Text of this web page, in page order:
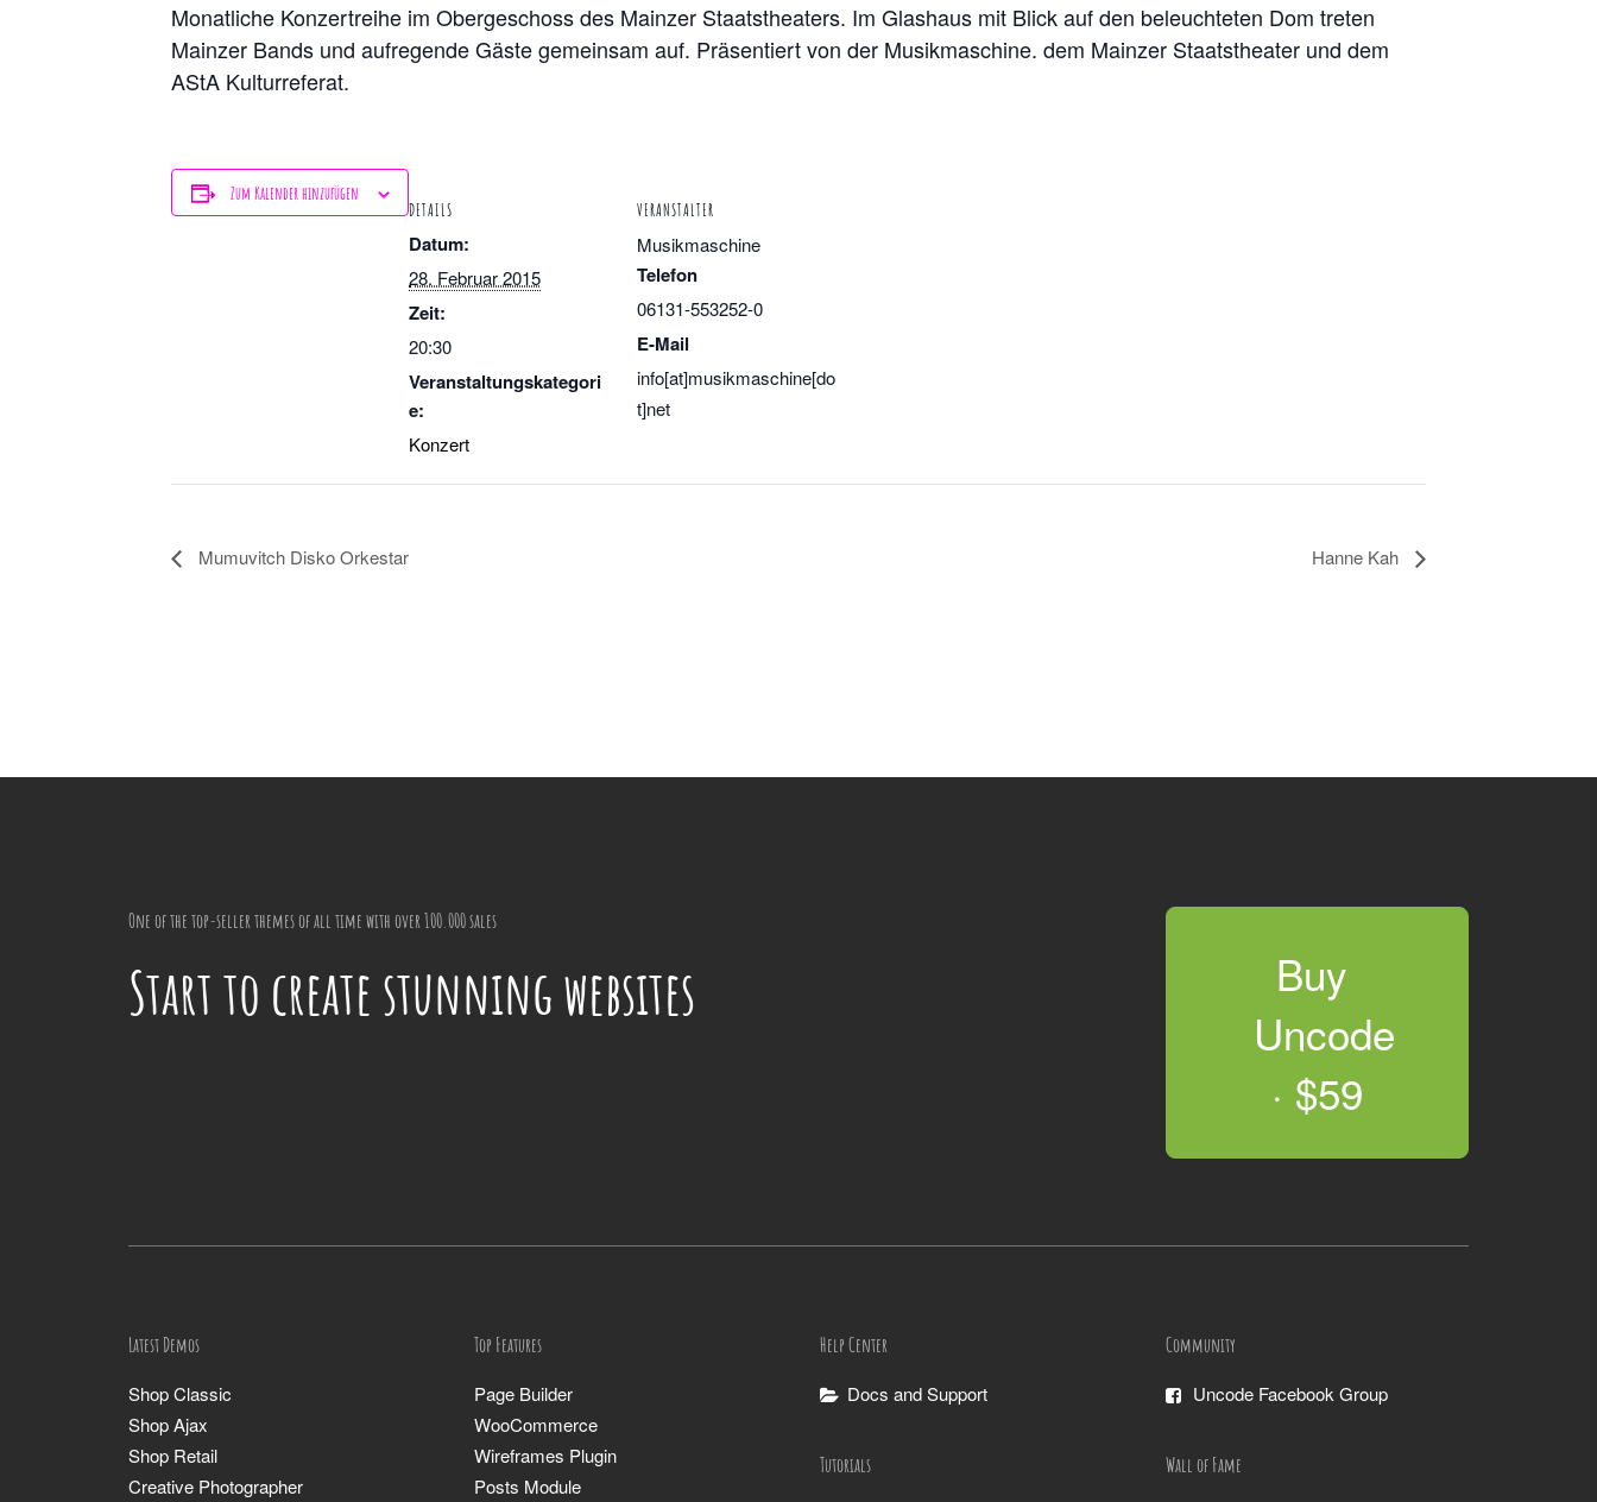
Monatliche Konzertreihe im Obergeschoss des Mainzer Staatstheaters. Im Glashaus mit Blick auf den beleuchteten Dom treten
Mainzer Bands und aufregende Gäste gemeinsam auf. Präsentiert von der Musikmaschine. dem Mainzer Staatstheater und dem
AStA Kulturreferat.
Zum Kalender hinzufügen
DETAILS
Datum:
28. Februar 2015
Zeit:
20:30
Veranstaltungskategori
e:
Konzert
VERANSTALTER
Musikmaschine
Telefon
06131-553252-0
E-Mail
info[at]musikmaschine[do
t]net
Mumuvitch Disko Orkestar Hanne Kah
One of the top-seller themes of all time with over 100.000 sales
Start to create stunning websites
Buy
Uncode
· $59
Latest Demos
Shop Classic
Shop Ajax
Shop Retail
Creative Photographer
Top Features
Page Builder
WooCommerce
Wireframes Plugin
Posts Module
Help Center
Docs and Support
Tutorials
Community
Uncode Facebook Group
Wall of Fame